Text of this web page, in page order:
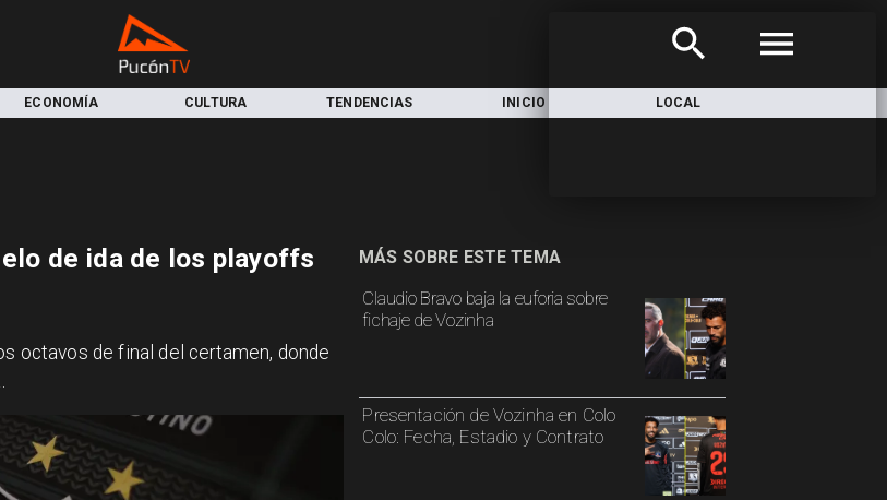
ECONOMÍA CULTURA TENDENCIAS INICIO LOCAL
Claudio Bravo baja la euforia sobre
fichaje de Vozinha
Presentación de Vozinha en Colo
Colo: Fecha, Estadio y Contrato
MÁS SOBRE ESTE TEMA
de ida de los playoffs
octavos de final del certamen, donde